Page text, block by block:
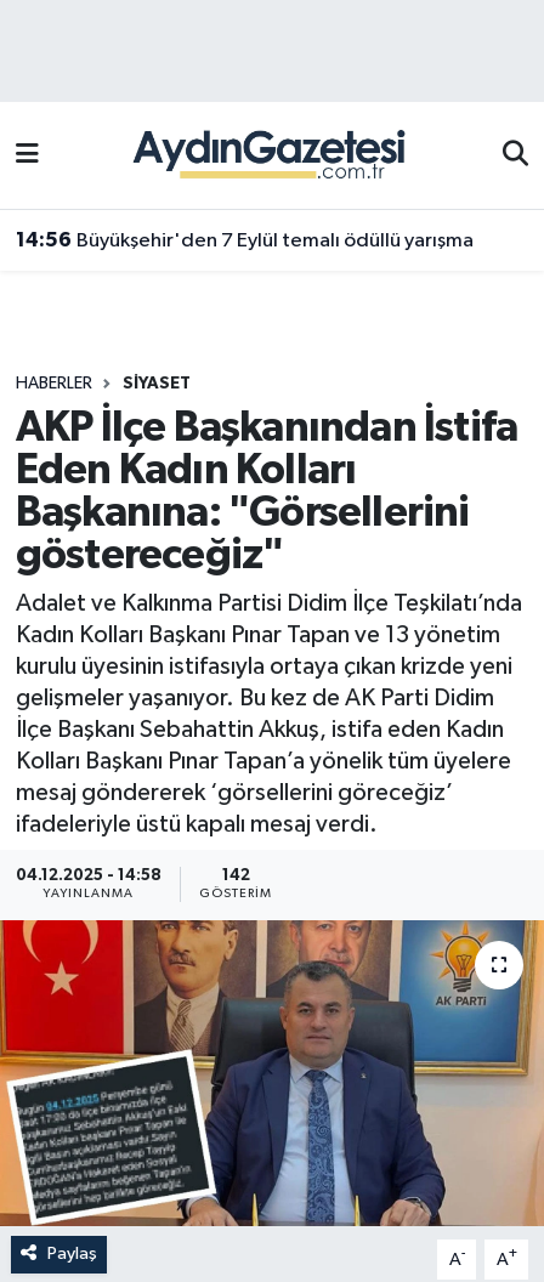
14:56 Büyükşehir'den 7 Eylül temalı ödüllü yarışma
HABERLER SIYASET
AKP İlçe Başkanından İstifa
Eden Kadın Kolları
Başkanına: "Görsellerini
göstereceğiz"
Adalet ve Kalkınma Partisi Didim İlçe Teşkilatı’nda
Kadın Kolları Başkanı Pınar Tapan ve 13 yönetim
kurulu üyesinin istifasıyla ortaya çıkan krizde yeni
gelişmeler yaşanıyor. Bu kez de AK Parti Didim
İlçe Başkanı Sebahattin Akkuş, istifa eden Kadın
Kolları Başkanı Pınar Tapan’a yönelik tüm üyelere
mesaj göndererek ‘görsellerini göreceğiz’
ifadeleriyle üstü kapalı mesaj verdi.
04.12.2025 - 14:58
YAYINLANMA
142
GÖSTERIM
Paylaş A- A+
Efeler Trafik Yoğunluk Haritası
Süper Lig Puan Durumu ve Fikstür
Haber Arşivi